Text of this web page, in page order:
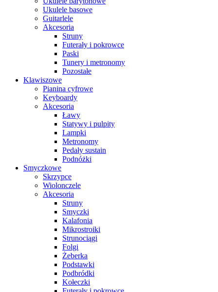
Ukulele basowe
Guitarlele
Akcesoria
Struny
Futerały i pokrowce
Paski
Tunery i metronomy
Pozostałe
Klawiszowe
Pianina cyfrowe
Keyboardy
Akcesoria
Ławy
Statywy i pulpity
Lampki
Metronomy
Pedały sustain
Podnóżki
Smyczkowe
Skrzypce
Wiolonczele
Akcesoria
Struny
Smyczki
Kalafonia
Mikrostroiki
Strunociągi
Folgi
Żeberka
Podstawki
Podbródki
Kołeczki